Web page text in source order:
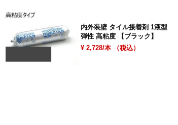
内外装壁 タイル接着剤 1液型
弾性 高粘度 【ブラック】
¥ 2,728/本 （税込）